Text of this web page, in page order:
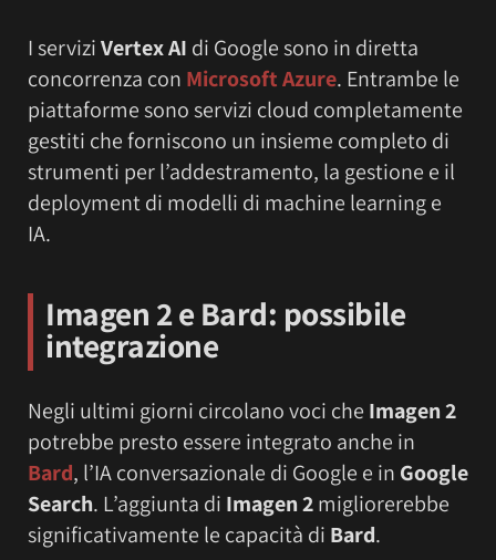
I serviziVertex AI di Google sono in diretta
concorrenza con Microsoft Azure. Entrambe le
piattaforme sono servizi cloud completamente
gestiti che forniscono un insieme completo di
strumenti per l’addestramento, la gestione e il
deployment di modelli di machine learning e
IA.
Imagen 2 e Bard: possibile
integrazione
Negli ultimi giorni circolano voci che Imagen 2
potrebbe presto essere integrato anche in
Bard, l’IA conversazionale di Google e in Google
Search. L’aggiunta di Imagen 2migliorerebbe
significativamente le capacità di Bard.